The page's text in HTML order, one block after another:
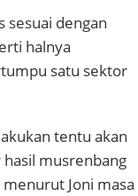
sesuai dengan
halnya
satu sektor
tentu akan
musrenbang
Joni masa